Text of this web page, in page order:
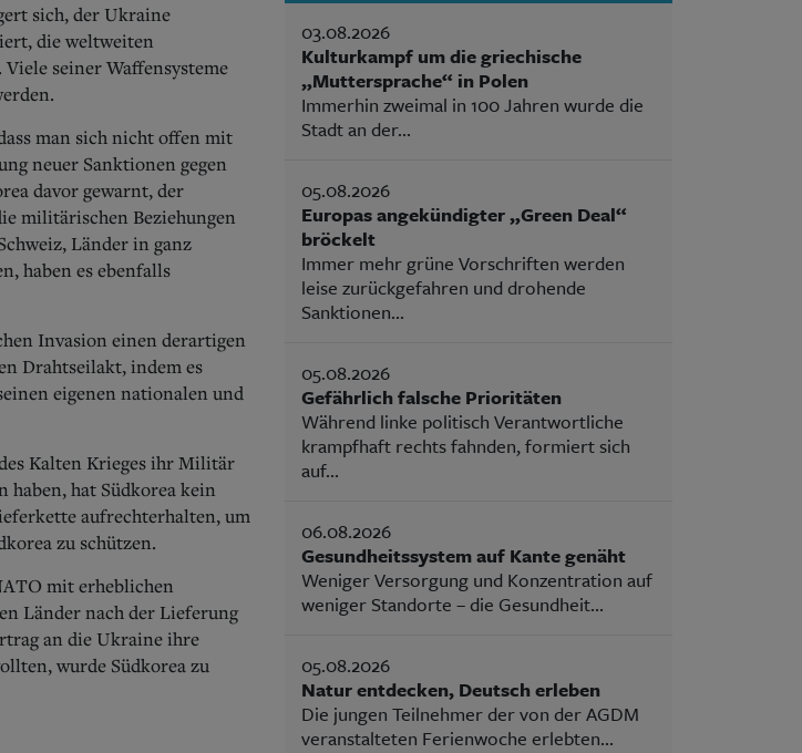
sich, der Ukraine
die weltweiten
seiner Waffensysteme
man sich nicht offen mit
neuer Sanktionen gegen
davor gewarnt, der
militärischen Beziehungen
Länder in ganz
haben es ebenfalls
Invasion einen derartigen
Drahtseilakt, indem es
eigenen nationalen und
Kalten Krieges ihr Militär
hat Südkorea kein
aufrechterhalten, um
zu schützen.
mit erheblichen
Länder nach der Lieferung
an die Ukraine ihre
wurde Südkorea zu
03.08.2026
Kulturkampf um die griechische
„Muttersprache“ in Polen
Immerhin zweimal in 100 Jahren wurde die
Stadt an der...
05.08.2026
Europas angekündigter „Green Deal“
bröckelt
Immer mehr grüne Vorschriften werden
leise zurückgefahren und drohende
Sanktionen...
05.08.2026
Gefährlich falsche Prioritäten
Während linke politisch Verantwortliche
krampfhaft rechts fahnden, formiert sich
auf...
06.08.2026
Gesundheitssystem auf Kante genäht
Weniger Versorgung und Konzentration auf
weniger Standorte – die Gesundheit...
05.08.2026
Natur entdecken, Deutsch erleben
Die jungen Teilnehmer der von der AGDM
veranstalteten Ferienwoche erlebten...